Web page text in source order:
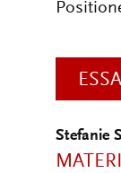
Stefanie